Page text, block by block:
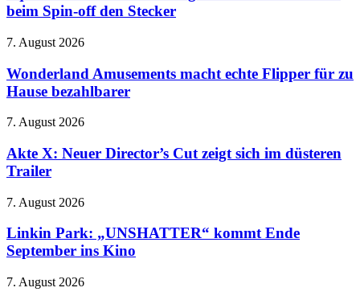
Prada
–
randaliert
wieder
im
offenbar
gestrichen:
zieht
Spin-
off
Stecker
beim Spin-off den Stecker
Wonderland
macht
echte
Flipper
zu
bezahlbarer
7. August 2026
Wonderland Amusements macht echte Flipper für zu
Hause bezahlbarer
Akte
Neuer
Director’s
Cut
sich
düsteren
Trailer
7. August 2026
Akte X: Neuer Director’s Cut zeigt sich im düsteren
Trailer
Linkin
„UNSHATTER“
kommt
Ende
ins
7. August 2026
Linkin Park: „UNSHATTER“ kommt Ende
September ins Kino
Monster
7. August 2026